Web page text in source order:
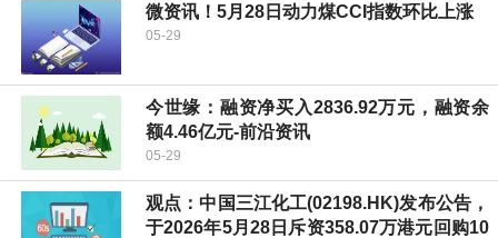
微资讯！5月28日动力煤CCI指数环比上涨
05-29
今世缘：融资净买入2836.92万元，融资余
额4.46亿元-前沿资讯
05-29
观点：中国三江化工(02198.HK)发布公告，
于2026年5月28日斥资358.07万港元回购10